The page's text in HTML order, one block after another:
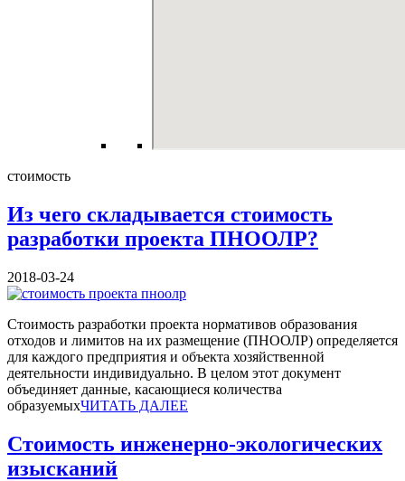
стоимость
Из чего складывается стоимость
разработки проекта ПНООЛР?
2018-03-24
Стоимость разработки проекта нормативов образования
отходов и лимитов на их размещение (ПНООЛР) определяется
для каждого предприятия и объекта хозяйственной
деятельности индивидуально. В целом этот документ
объединяет данные, касающиеся количества
образуемыхЧИТАТЬ ДАЛЕЕ
Стоимость инженерно-экологических
изысканий